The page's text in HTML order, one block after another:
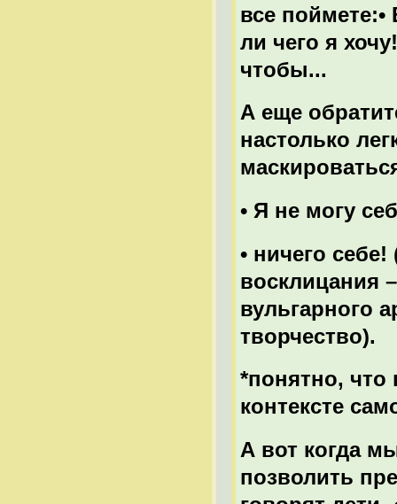
все
ли чего я
чтобы...
А еще
настолько
• Я не могу
• ничего
восклицания
вульгарного
творчество).
*понятно, что
контексте
А вот когда
позволить